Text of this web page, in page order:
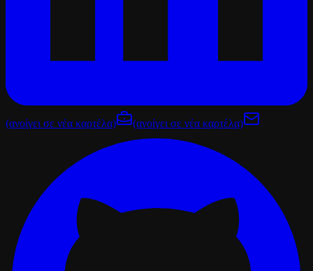
(ανοίγει σε νέα καρτέλα) (ανοίγει σε νέα καρτέλα)